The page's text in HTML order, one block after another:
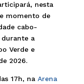
nesta
momento de
cabo-
durante a
Verde e
2026.
17h, na Arena